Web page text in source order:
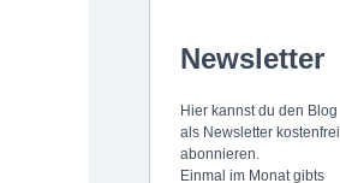
Newsletter
Hier kannst du den Blog
als Newsletter kostenfrei
abonnieren.
Einmal im Monat gibts